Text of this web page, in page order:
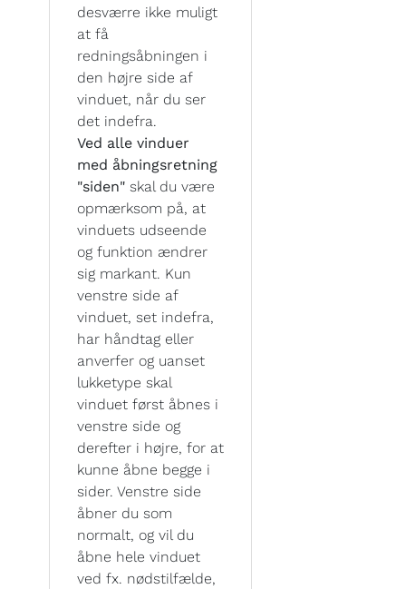
desværre ikke muligt
at få
redningsåbningen i
den højre side af
vinduet, når du ser
det indefra.
Ved alle vinduer
med åbningsretning
"siden" skal du være
opmærksom på, at
vinduets udseende
og funktion ændrer
sig markant. Kun
venstre side af
vinduet, set indefra,
har håndtag eller
anverfer og uanset
lukketype skal
vinduet først åbnes i
venstre side og
derefter i højre, for at
kunne åbne begge i
sider. Venstre side
åbner du som
normalt, og vil du
åbne hele vinduet
ved fx. nødstilfælde,